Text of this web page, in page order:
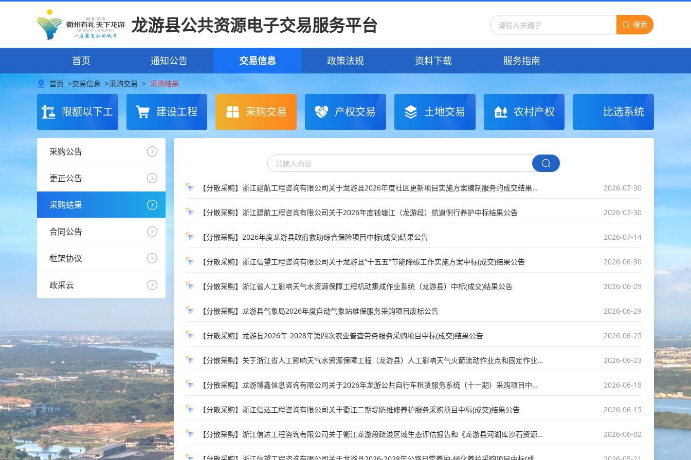
龙游县公共资源电子交易服务平台 搜索
首页 通知公告 交易信息 政策法规 资料下载 服务指南
首页 >交易信息 >采购交易 > 采购结果
限额以下工
程
建设工程 采购交易 产权交易 土地交易 农村产权 比选系统
采购公告
更正公告
采购结果
合同公告
框架协议
政采云
【分散采购】浙江建航工程咨询有限公司关于龙游县2026年度社区更新项目实施方案编制服务的成交结果公告 2026-07-30
【分散采购】浙江建航工程咨询有限公司关于2026年度钱塘江（龙游段）航道例行养护中标结果公告 2026-07-30
【分散采购】2026年度龙游县政府救助综合保险项目中标(成交)结果公告 2026-07-14
【分散采购】浙江信望工程咨询有限公司关于龙游县“十五五”节能降碳工作实施方案中标(成交)结果公告 2026-06-30
【分散采购】浙江省人工影响天气水资源保障工程机动集成作业系统（龙游县）中标(成交)结果公告 2026-06-29
【分散采购】龙游县气象局2026年度自动气象站维保服务采购项目废标公告 2026-06-29
【分散采购】龙游县2026年-2028年第四次农业普查劳务服务采购项目中标(成交)结果公告 2026-06-25
【分散采购】关于浙江省人工影响天气水资源保障工程（龙游县）人工影响天气火箭流动作业点和固定作业点升级改造项目中标(成交)结果公告 2026-06-23
【分散采购】龙游博鑫信息咨询有限公司关于2026年龙游公共自行车租赁服务系统（十一期）采购项目中标(成交)结果公告 2026-06-18
【分散采购】浙江信达工程咨询有限公司关于衢江二期堤防维修养护服务采购项目中标(成交)结果公告 2026-06-15
【分散采购】浙江信达工程咨询有限公司关于衢江龙游段疏浚区域生态评估报告和《龙游县河湖库沙石资源综合利用方案》编制工作中标(成交)结果公告 2026-06-02